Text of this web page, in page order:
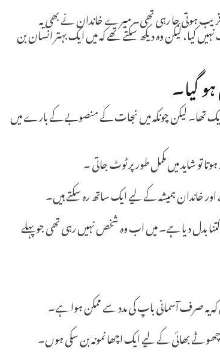
قریب ہوتی جا رہی تھی۔ میرے خاندان نے بھی یہ
کیا، لیکن وہ دیکھ سکتے تھے کہ میں ایک بہتر انسان بن
گیا۔
تھا۔ لیکن چونکہ میں نجات کے منصوبے کے بارے میں
تو شاید میں مکمل طور پر ٹوٹ جاتی ۔
خاندان ہمیشہ کے لیے ایک ساتھ رہ سکتے ہیں۔
بدل دیا ہے۔ میں اب وہ شخص نہیں رہی تھی جو پہلے
یہ صرف آسمانی باپ کی مدد سے ممکن ہوا ہے۔
بھائی کے لیے ایک اچھا نمونہ بن سکی ہوں۔